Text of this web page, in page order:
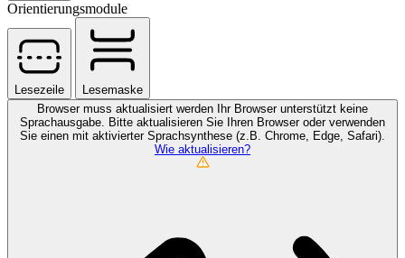
Orientierungsmodule
Lesezeile
Lesemaske
Browser muss aktualisiert werden
Ihr Browser unterstützt keine
Sprachausgabe. Bitte aktualisieren Sie Ihren Browser oder verwenden
Sie einen mit aktivierter Sprachsynthese (z.B. Chrome, Edge, Safari).
Wie aktualisieren?